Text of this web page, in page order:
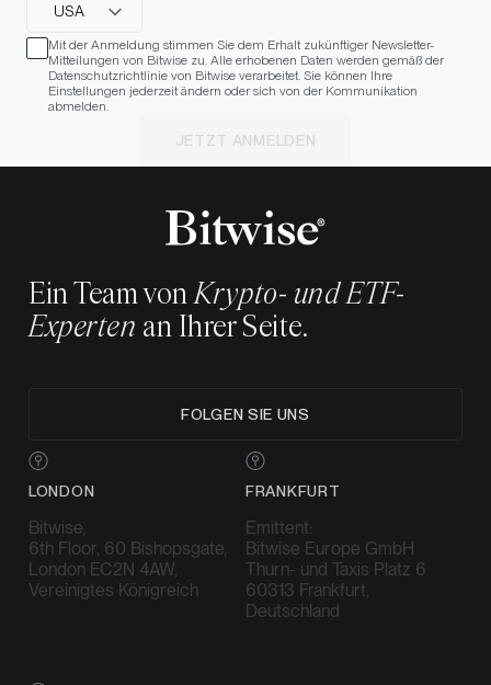
USA
Mit der Anmeldung stimmen Sie dem Erhalt zukünftiger Newsletter-
Mitteilungen von Bitwise zu. Alle erhobenen Daten werden gemäß der
Datenschutzrichtlinie von Bitwise verarbeitet. Sie können Ihre
Einstellungen jederzeit ändern oder sich von der Kommunikation
abmelden.
JETZT ANMELDEN
Ein Team von Krypto- und ETF-
Experten an Ihrer Seite.
FOLGEN SIE UNS
LONDON
Bitwise,
6th Floor, 60 Bishopsgate,
London EC2N 4AW,
Vereinigtes Königreich
FRANKFURT
Emittent:
Bitwise Europe GmbH
Thurn- und Taxis Platz 6
60313 Frankfurt,
Deutschland